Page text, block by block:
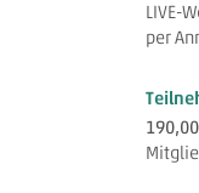
LIVE-
per